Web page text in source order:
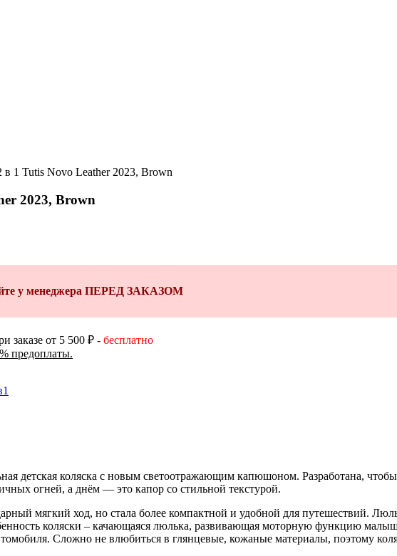
в 1 Tutis Novo Leather 2023, Brown
2023, Brown
у менеджера ПЕРЕД ЗАКАЗОМ
заказе от 5 500 ₽ - бесплатно
предоплаты.
детская коляска с новым светоотражающим капюшоном. Разработана,
огней, а днём — это капор со стильной текстурой.
мягкий ход, но стала более компактной и удобной для путешествий.
коляски – качающаяся люлька, развивающая моторную функцию
Сложно не влюбиться в глянцевые, кожаные материалы, поэтому